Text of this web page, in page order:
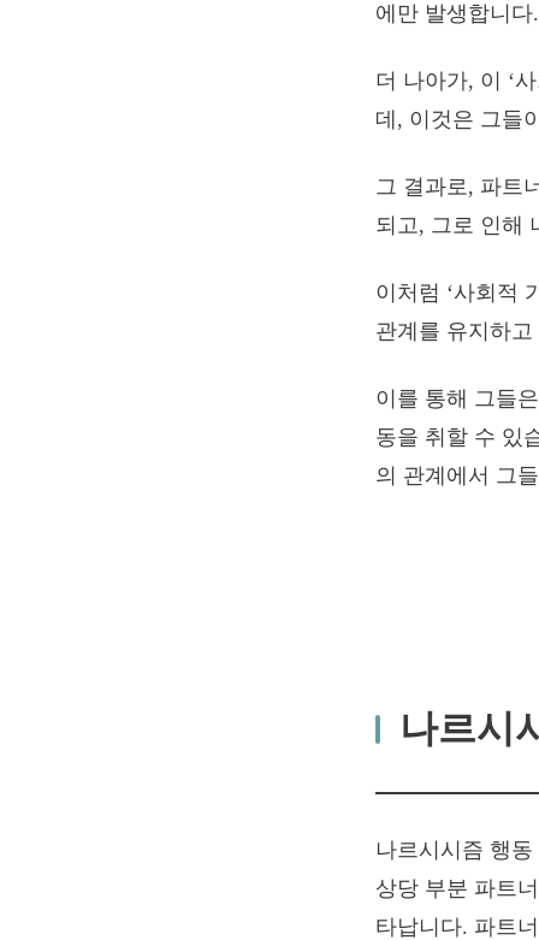
에만 발생합니다.
더 나아가, 이 ‘
데, 이것은 그들
그 결과로, 파트
되고, 그로 인해
이처럼 ‘사회적
관계를 유지하
이를 통해 그들
동을 취할 수 있
의 관계에서 그
나르시
나르시시즘 행
상당 부분 파트
타납니다. 파트